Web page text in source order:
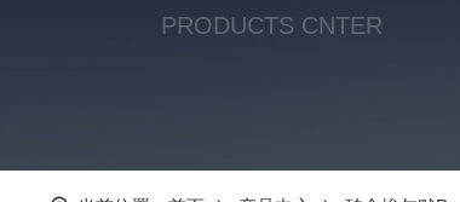
PRODUCTS CNTER